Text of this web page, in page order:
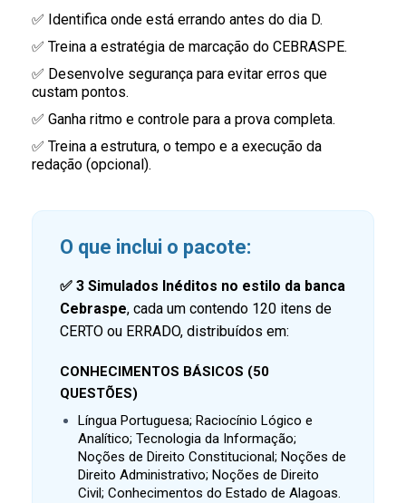
✅ Identifica onde está errando antes do dia D.
✅ Treina a estratégia de marcação do CEBRASPE.
✅ Desenvolve segurança para evitar erros que
custam pontos.
✅ Ganha ritmo e controle para a prova completa.
✅ Treina a estrutura, o tempo e a execução da
redação (opcional).
O que inclui o pacote:
✅ 3 Simulados Inéditos no estilo da banca
Cebraspe, cada um contendo 120 itens de
CERTO ou ERRADO, distribuídos em:
CONHECIMENTOS BÁSICOS (50
QUESTÕES)
Língua Portuguesa; Raciocínio Lógico e
Analítico; Tecnologia da Informação;
Noções de Direito Constitucional; Noções de
Direito Administrativo; Noções de Direito
Civil; Conhecimentos do Estado de Alagoas.